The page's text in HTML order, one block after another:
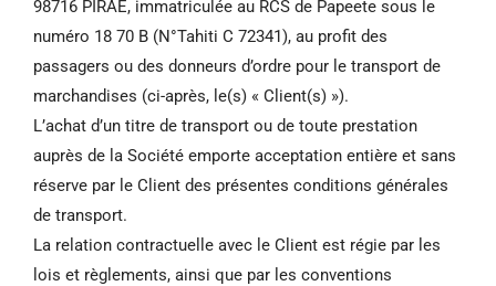
98716 PIRAE, immatriculée au RCS de Papeete sous le
numéro 18 70 B (N°Tahiti C 72341), au profit des
passagers ou des donneurs d’ordre pour le transport de
marchandises (ci-après, le(s) « Client(s) »).
L’achat d’un titre de transport ou de toute prestation
auprès de la Société emporte acceptation entière et sans
réserve par le Client des présentes conditions générales
de transport.
La relation contractuelle avec le Client est régie par les
lois et règlements, ainsi que par les conventions